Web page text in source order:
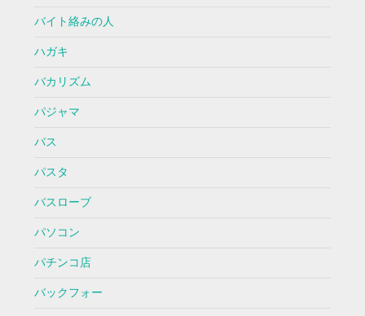
バイト絡みの人
ハガキ
バカリズム
パジャマ
バス
パスタ
バスローブ
パソコン
パチンコ店
バックフォー